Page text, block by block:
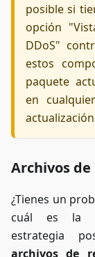
posible si
opción
DDoS"
estos
paquete
en
Archivos
¿Tienes un
cuál es la
estrategia
archivos de